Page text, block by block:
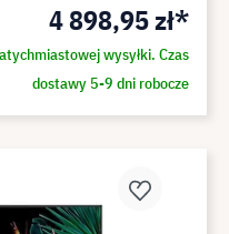
4 898,95 zł*
wysyłki. Czas
dostawy 5-9 dni robocze